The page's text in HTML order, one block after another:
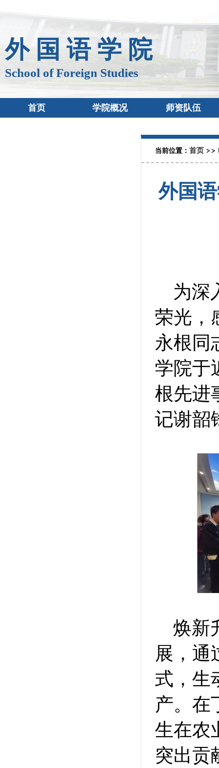
外 国 语 学 院
School of Foreign Studies
首页 学院概况 师资队伍
当前位置： 首页
外国
为深
荣光，
永根同
学院于
根先进
记谢韶
焕新
展，通
式，生
产。在
生在农
突出贡